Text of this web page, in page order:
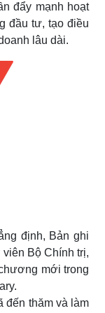
đẩy mạnh hoạt
đầu tư, tạo điều
lâu dài.
định, Bản ghi
Bộ Chính trị,
mới trong
đến thăm và làm